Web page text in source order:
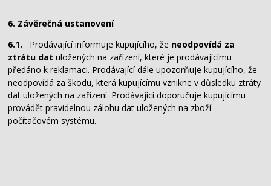
6. Závěrečná ustanovení
6.1. Prodávající informuje kupujícího, že neodpovídá za
ztrátu dat uložených na zařízení, které je prodávajícímu
předáno k reklamaci. Prodávající dále upozorňuje kupujícího, že
neodpovídá za škodu, která kupujícímu vznikne v důsledku ztráty
dat uložených na zařízení. Prodávající doporučuje kupujícímu
provádět pravidelnou zálohu dat uložených na zboží –
počítačovém systému.